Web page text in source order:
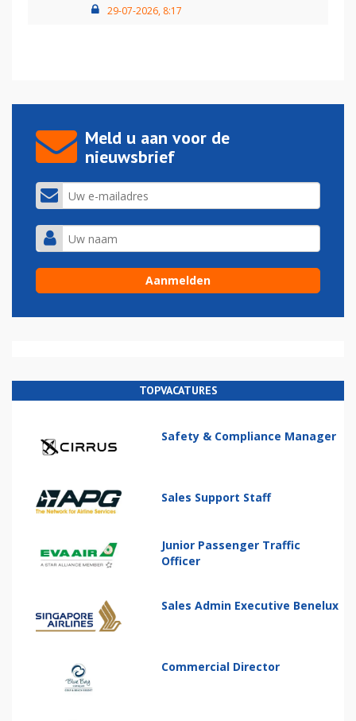
29-07-2026, 8:17
Meld u aan voor de
nieuwsbrief
TOPVACATURES
Safety & Compliance Manager
Sales Support Staff
Junior Passenger Traffic
Officer
Sales Admin Executive Benelux
Commercial Director